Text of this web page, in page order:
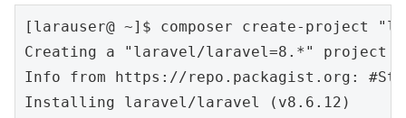
[larauser@ ~]$ composer create-project
Creating a "laravel/laravel=8.*" project
Info from https://repo.packagist.org:
Installing laravel/laravel (v8.6.12)